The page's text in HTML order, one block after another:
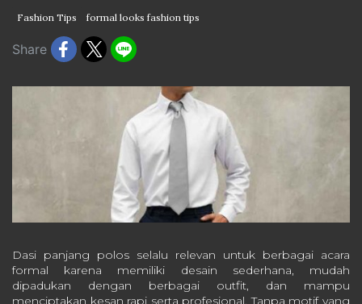
Fashion Tips formal looks fashion tips
Share
Dasi panjang polos selalu relevan untuk berbagai acara
formal karena memiliki desain sederhana, mudah
dipadukan dengan berbagai outfit, dan mampu
menciptakan kesan rapi serta profesional. Tanpa motif yang